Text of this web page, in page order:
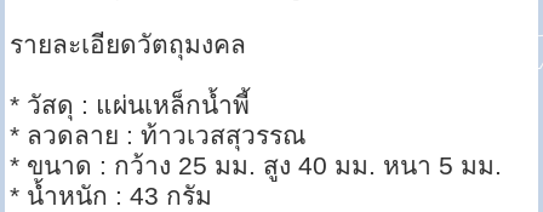
รายละเอียดวัตถุมงคล
* วัสดุ : แผ่นเหล็กน้ำพี้
* ลวดลาย : ท้าวเวสสุวรรณ
* ขนาด : กว้าง 25 มม. สูง 40 มม. หนา 5 มม.
* น้ำหนัก : 43 กรัม